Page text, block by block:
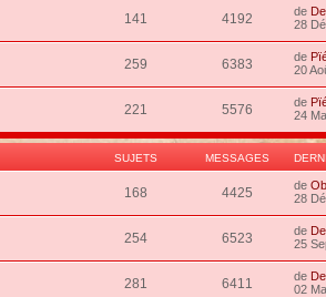
141 4192 de
28
259 6383 de
20
221 5576 de
24
SUJETS MESSAGES
168 4425 de
28
254 6523 de
25
281 6411 de
02